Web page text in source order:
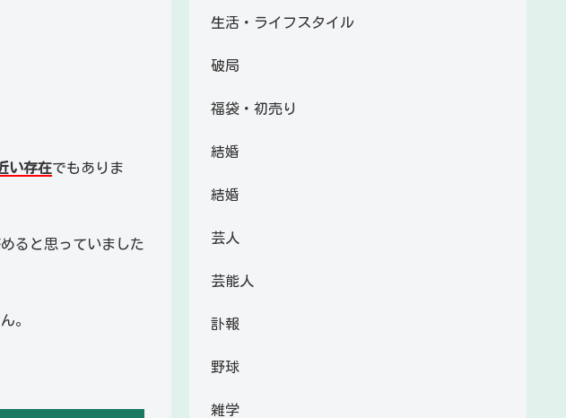
い存在でもありま
ると思っていました
。
生活・ライフスタイル
破局
福袋・初売り
結婚
結婚
芸人
芸能人
訃報
野球
雑学